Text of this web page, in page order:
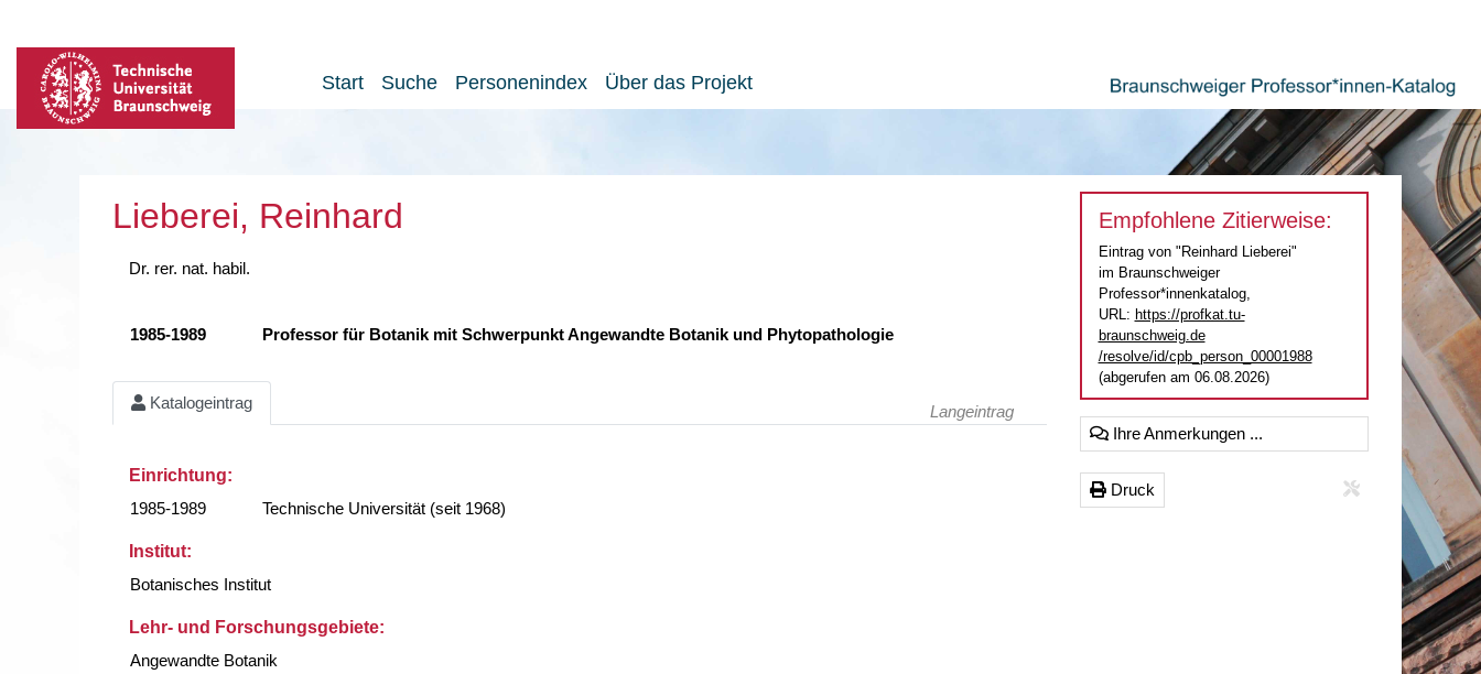
Start Suche Personenindex Über das Projekt
Lieberei, Reinhard
Dr. rer. nat. habil.
1985-1989 Professor für Botanik mit Schwerpunkt Angewandte Botanik und Phytopathologie
Katalogeintrag Langeintrag
Einrichtung:
1985-1989
Technische Universität (seit 1968)
Institut:
Botanisches Institut
Lehr- und Forschungsgebiete:
Angewandte Botanik
Empfohlene Zitierweise:
Eintrag von "Reinhard Lieberei"
im Braunschweiger
Professor*innenkatalog,
URL: https://profkat.tu-
braunschweig.de
/resolve/id/cpb_person_00001988
(abgerufen am 06.08.2026)
Ihre Anmerkungen ...
Druck